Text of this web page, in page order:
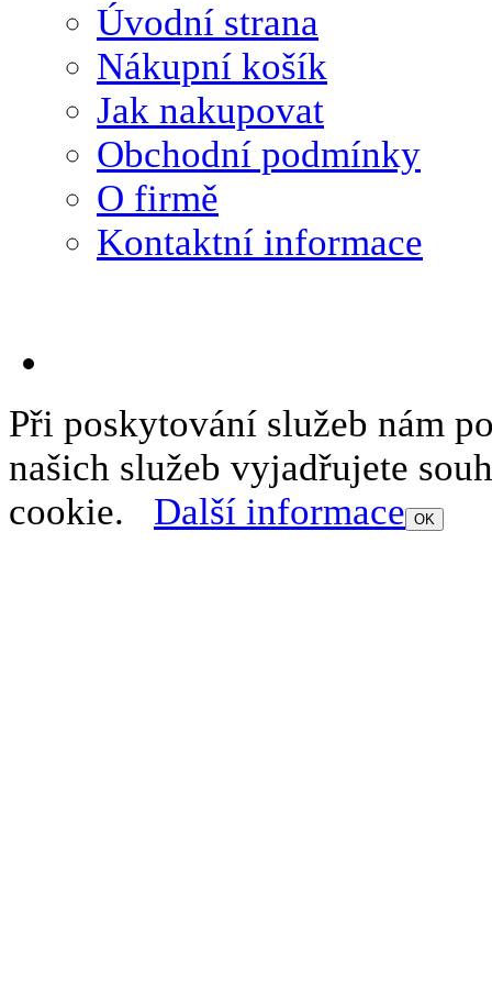
Úvodní strana
Nákupní košík
Jak nakupovat
Obchodní podmínky
O firmě
Kontaktní informace
Při poskytování služeb nám
našich služeb vyjadřujete
cookie. Další informace